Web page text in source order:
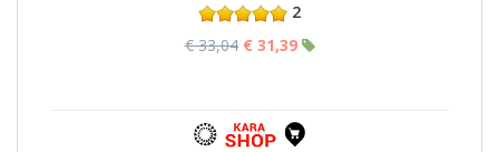
2
€ 33,04 € 31,39